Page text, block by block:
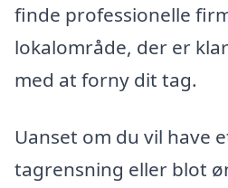
finde professionelle
lokalområde, der er
med at forny dit tag.
Uanset om du vil have
tagrensning eller blot